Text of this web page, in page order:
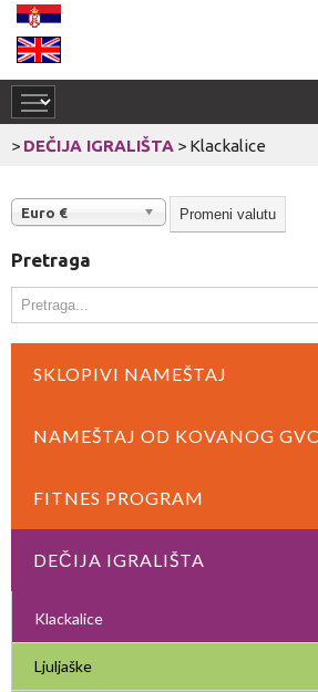
> DEČIJA IGRALIŠTA > Klackalice
Euro €
Pretraga
SKLOPIVI NAMEŠTAJ
NAMEŠTAJ OD KOVANOG
FITNES PROGRAM
DEČIJA IGRALIŠTA
Klackalice
Ljuljaške